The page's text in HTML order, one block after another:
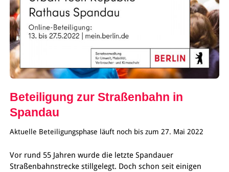
Beteiligung zur Straßenbahn in
Spandau
Aktuelle Beteiligungsphase läuft noch bis zum 27. Mai 2022
Vor rund 55 Jahren wurde die letzte Spandauer
Straßenbahnstrecke stillgelegt. Doch schon seit einigen